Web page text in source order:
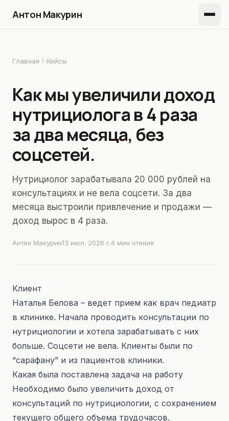
Антон Макурин
Главная Кейсы
Как мы увеличили доход
нутрициолога в 4 раза
за два месяца, без
соцсетей.
Нутрициолог зарабатывала 20 000 рублей на
консультациях и не вела соцсети. За два
месяца выстроили привлечение и продажи —
доход вырос в 4 раза.
Антон Макурин13 июл. 2026 г.4 мин чтения
Клиент
Наталья Белова – ведет прием как врач педиатр
в клинике. Начала проводить консультации по
нутрициологии и хотела зарабатывать с них
больше. Соцсети не вела. Клиенты были по
“сарафану” и из пациентов клиники.
Какая была поставлена задача на работу
Необходимо было увеличить доход от
консультаций по нутрициологии, с сохранением
текущего общего объема трудочасов.